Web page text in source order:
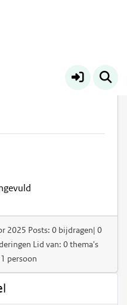
2025 Posts: 0 bijdragen| 0
Lid van: 0 thema's
persoon